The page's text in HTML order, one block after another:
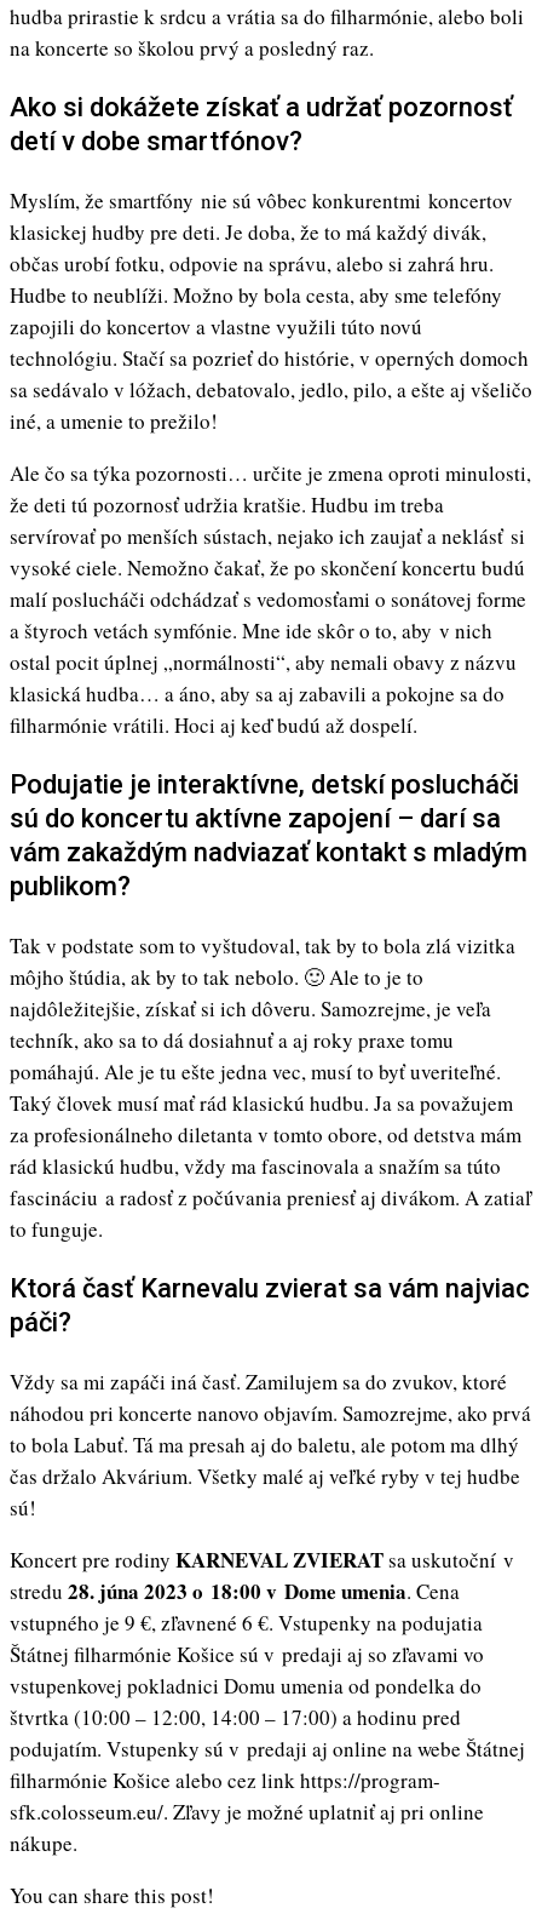
hudba prirastie k srdcu a vrátia sa do filharmónie, alebo boli
na koncerte so školou prvý a posledný raz.
Ako si dokážete získať a udržať pozornosť
detí v dobe smartfónov?
Myslím, že smartfóny nie sú vôbec konkurentmi koncertov
klasickej hudby pre deti. Je doba, že to má každý divák,
občas urobí fotku, odpovie na správu, alebo si zahrá hru.
Hudbe to neublíži. Možno by bola cesta, aby sme telefóny
zapojili do koncertov a vlastne využili túto novú
technológiu. Stačí sa pozrieť do histórie, v operných domoch
sa sedávalo v lóžach, debatovalo, jedlo, pilo, a ešte aj všeličo
iné, a umenie to prežilo!
Ale čo sa týka pozornosti… určite je zmena oproti minulosti,
že deti tú pozornosť udržia kratšie. Hudbu im treba
servírovať po menších sústach, nejako ich zaujať a neklásť si
vysoké ciele. Nemožno čakať, že po skončení koncertu budú
malí poslucháči odchádzať s vedomosťami o sonátovej forme
a štyroch vetách symfónie. Mne ide skôr o to, aby v nich
ostal pocit úplnej „normálnosti“, aby nemali obavy z názvu
klasická hudba… a áno, aby sa aj zabavili a pokojne sa do
filharmónie vrátili. Hoci aj keď budú až dospelí.
Podujatie je interaktívne, detskí poslucháči
sú do koncertu aktívne zapojení – darí sa
vám zakaždým nadviazať kontakt s mladým
publikom?
Tak v podstate som to vyštudoval, tak by to bola zlá vizitka
môjho štúdia, ak by to tak nebolo. 🙂 Ale to je to
najdôležitejšie, získať si ich dôveru. Samozrejme, je veľa
techník, ako sa to dá dosiahnuť a aj roky praxe tomu
pomáhajú. Ale je tu ešte jedna vec, musí to byť uveriteľné.
Taký človek musí mať rád klasickú hudbu. Ja sa považujem
za profesionálneho diletanta v tomto obore, od detstva mám
rád klasickú hudbu, vždy ma fascinovala a snažím sa túto
fascináciu a radosť z počúvania preniesť aj divákom. A zatiaľ
to funguje.
Ktorá časť Karnevalu zvierat sa vám najviac
páči?
Vždy sa mi zapáči iná časť. Zamilujem sa do zvukov, ktoré
náhodou pri koncerte nanovo objavím. Samozrejme, ako prvá
to bola Labuť. Tá ma presah aj do baletu, ale potom ma dlhý
čas držalo Akvárium. Všetky malé aj veľké ryby v tej hudbe
sú!
Koncert pre rodiny KARNEVAL ZVIERATsa uskutoční v
stredu 28. júna 2023 o 18:00 v Dome umenia. Cena
vstupného je 9 €, zľavnené 6 €. Vstupenky na podujatia
Štátnej filharmónie Košice sú v predaji aj so zľavami vo
vstupenkovej pokladnici Domu umenia od pondelka do
štvrtka (10:00 – 12:00, 14:00 – 17:00) a hodinu pred
podujatím. Vstupenky sú v predaji aj online na webe Štátnej
filharmónie Košice alebo cez link https://program-
sfk.colosseum.eu/. Zľavy je možné uplatniť aj pri online
nákupe.
You can share this post!